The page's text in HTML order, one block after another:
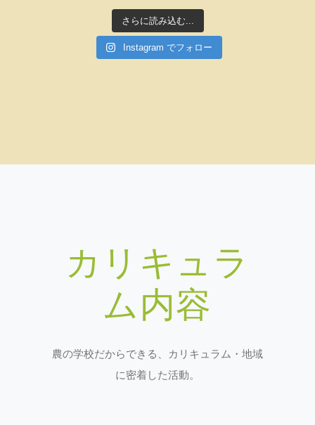
さらに読み込む...
Instagram でフォロー
カリキュラ
ム内容
農の学校だからできる、カリキュラム・地域
に密着した活動。